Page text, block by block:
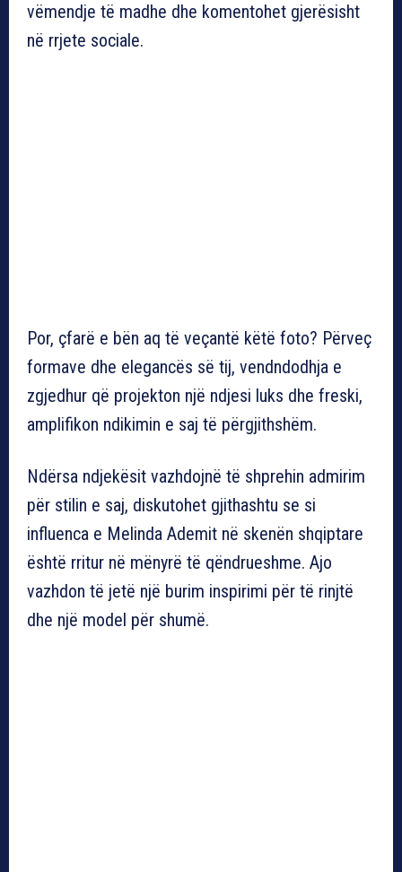
vëmendje të madhe dhe komentohet gjerësisht
në rrjete sociale.
Por, çfarë e bën aq të veçantë këtë foto? Përveç
formave dhe elegancës së tij, vendndodhja e
zgjedhur që projekton një ndjesi luks dhe freski,
amplifikon ndikimin e saj të përgjithshëm.
Ndërsa ndjekësit vazhdojnë të shprehin admirim
për stilin e saj, diskutohet gjithashtu se si
influenca e Melinda Ademit në skenën shqiptare
është rritur në mënyrë të qëndrueshme. Ajo
vazhdon të jetë një burim inspirimi për të rinjtë
dhe një model për shumë.